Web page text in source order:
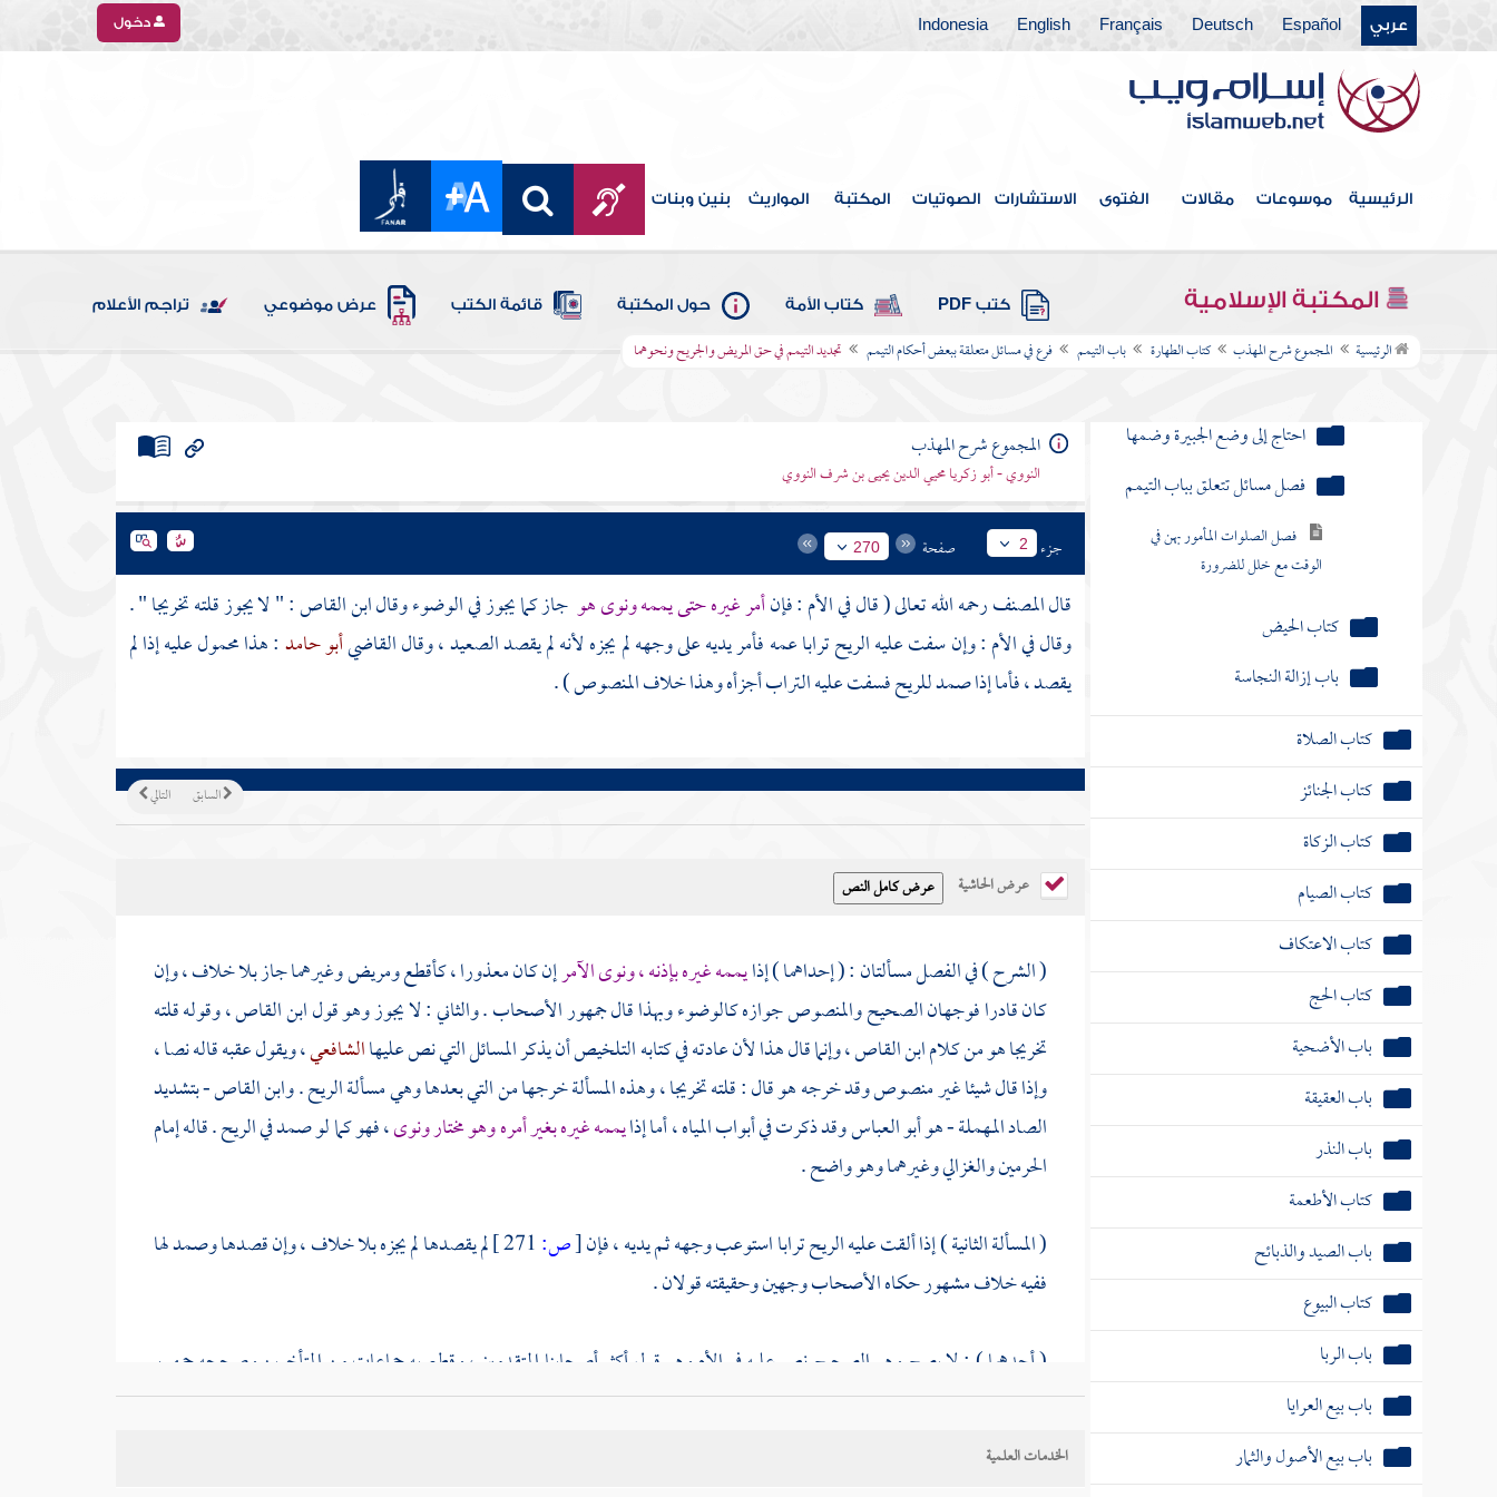
عربي Español
Deutsch
Français
English
Indonesia دخول
الرئيسية موسوعات مقالات الفتوى الاستشارات الصوتيات المكتبة المواريث بنين وبنات
المكتبة الإسلامية كتب PDF كتاب الأمة حول المكتبة قائمة الكتب عرض موضوعي تراجم الأعلام
الرئيسية المجموع شرح المهذب كتاب الطهارة باب التيمم فرع في مسائل متعلقة ببعض أحكام التيمم تجديد التيمم في حق المريض والجريح ونحوهما
كان معه ماء صالح لطهارته
فأخرجه عن كونه مطهرا ثم احتاج إلى
التيمم
تيمم لعدم الماء ثم رأى في أثناء
تيمم للمرض حيث جوزناه وصلى
وخاف من استعماله لشدة البرد
صلى بغير طهارة لعدم الماء
احتاج إلى وضع الجبيرة وضمها
فصل مسائل تتعلق بباب التيمم
فصل الصلوات المأمور بهن في
الوقت مع خلل للضرورة
كتاب الحيض
باب إزالة النجاسة
كتاب الصلاة
كتاب الجنائز
كتاب الزكاة
كتاب الصيام
كتاب الاعتكاف
كتاب الحج
باب الأضحية
باب العقيقة
باب النذر
كتاب الأطعمة
باب الصيد والذبائح
كتاب البيوع
باب الربا
باب بيع العرايا
باب بيع الأصول والثمار
المجموع شرح المهذب
النووي - أبو زكريا محيي الدين يحيى بن شرف النووي
جزء 2 صفحة 270
قالالمصنفرحمه الله تعالى ( قال في الأم : فإنأمر غيره حتى يممه ونوى هو جاز كما يجوز في الوضوء وقالابن القاص: " لا يجوز قلته تخريجا " .
وقال في الأم : وإن سفت عليه الريح ترابا عمه فأمر يديه على وجهه لم يجزه لأنه لم يقصد الصعيد ، وقال القاضيأبو حامد: هذا محمول عليه إذا لم
يقصد ، فأما إذا صمد للريح فسفت عليه التراب أجزأه وهذا خلاف المنصوص ) .
التالي السابق
عرض الحاشية
( الشرح ) في الفصل مسألتان : ( إحداهما ) إذايممه غيره بإذنه ، ونوى الآمرإن كان معذورا ، كأقطع ومريض وغيرهما جاز بلا خلاف ، وإن
كان قادرا فوجهان الصحيح والمنصوص جوازه كالوضوء وبهذا قال جمهور الأصحاب . والثاني : لا يجوز وهو قولابن القاص، وقوله قلته
تخريجا هو من كلامابن القاص، وإنما قال هذا لأن عادته في كتابه التلخيص أن يذكر المسائل التي نص عليهاالشافعي، ويقول عقبه قاله نصا ،
وإذا قال شيئا غير منصوص وقد خرجه هو قال : قلته تخريجا ، وهذه المسألة خرجها من التي بعدها وهي مسألة الريح .وابن القاص- بتشديد
الصاد المهملة - هوأبو العباسوقد ذكرت في أبواب المياه ، أما إذايممه غيره بغير أمره وهو مختار ونوى، فهو كما لو صمد في الريح . قالهإمام
الحرمينوالغزاليوغيرهما وهو واضح .
( المسألة الثانية ) إذا ألقت عليه الريح ترابا استوعب وجهه ثم يديه ، فإن[ص:
لم يقصدها لم يجزه بلا خلاف ، وإن قصدها وصمد لها
ففيه خلاف مشهور حكاه الأصحاب وجهين وحقيقته قولان .
( أحدهما ) : لا يصح وهو الصحيح نص عليه في الأم وهو قول أكثر أصحابنا المتقدمين ، وقطع به جماعات من المتأخرين وصححه جمهور
الباقين ونقلهإمام الحرمينعن الأئمة مطلقا ، قال : والوجه الآخر ليس معدودا من المذهب .
الخدمات العلمية